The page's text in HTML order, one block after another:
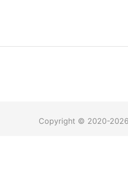
Copyright © 2020-2026